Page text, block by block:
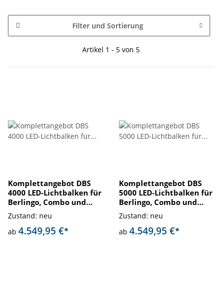
Filter und Sortierung
Artikel 1 - 5 von 5
Komplettangebot DBS
4000 LED-Lichtbalken für
Berlingo, Combo und
Proace
Zustand: neu
ab 4.549,95 €*
Komplettangebot DBS
5000 LED-Lichtbalken für
Berlingo, Combo und
Proace
Zustand: neu
ab 4.549,95 €*